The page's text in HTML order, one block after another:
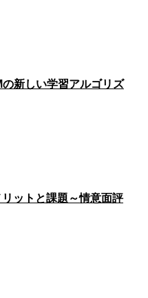
新しい学習アルゴリズ
ットと課題～情意面評